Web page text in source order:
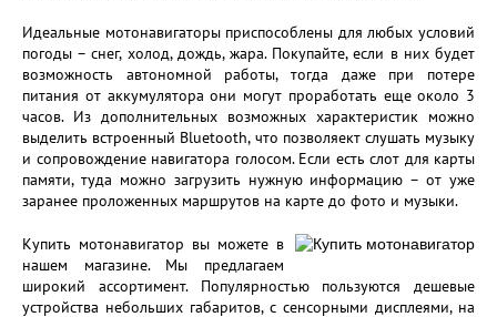
Идеальные мотонавигаторы приспособлены для любых условий
погоды – снег, холод, дождь, жара. Покупайте, если в них будет
возможность автономной работы, тогда даже при потере
питания от аккумулятора они могут проработать еще около 3
часов. Из дополнительных возможных характеристик можно
выделить встроенный Bluetooth, что позволяект слушать музыку
и сопровождение навигатора голосом. Если есть слот для карты
памяти, туда можно загрузить нужную информацию – от уже
заранее проложенных маршрутов на карте до фото и музыки.
Купить мотонавигатор вы можете в
нашем магазине. Мы предлагаем
широкий ассортимент. Популярностью пользуются дешевые
устройства небольших габаритов, с сенсорными дисплеями, на